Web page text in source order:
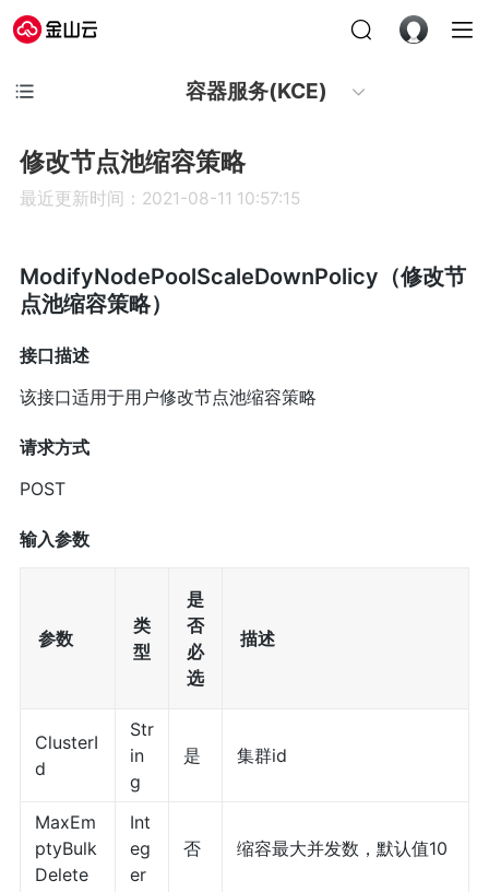
容器服务(KCE)
修改节点池缩容策略
最近更新时间：2021-08-11 10:57:15
ModifyNodePoolScaleDownPolicy（修改节
点池缩容策略）
接口描述
该接口适用于用户修改节点池缩容策略
请求方式
POST
输入参数
参数
类
型
是
否
必
选
描述
ClusterI
d
Str
in
g
是 集群id
MaxEm
ptyBulk
Delete
Int
eg
er
否 缩容最大并发数，默认值10